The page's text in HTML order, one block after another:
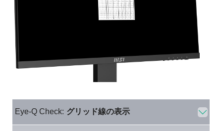
Eye-Q Check: グリッド線の表示